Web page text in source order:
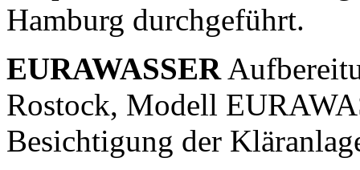
Hamburg durchgeführt.
EURAWASSER
Rostock, Modell
Besichtigung der